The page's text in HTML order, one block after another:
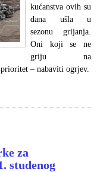
kućanstva ovih su
dana ušla u
sezonu grijanja.
Oni koji se ne
griju na
– nabaviti ogrjev.
za
studenog